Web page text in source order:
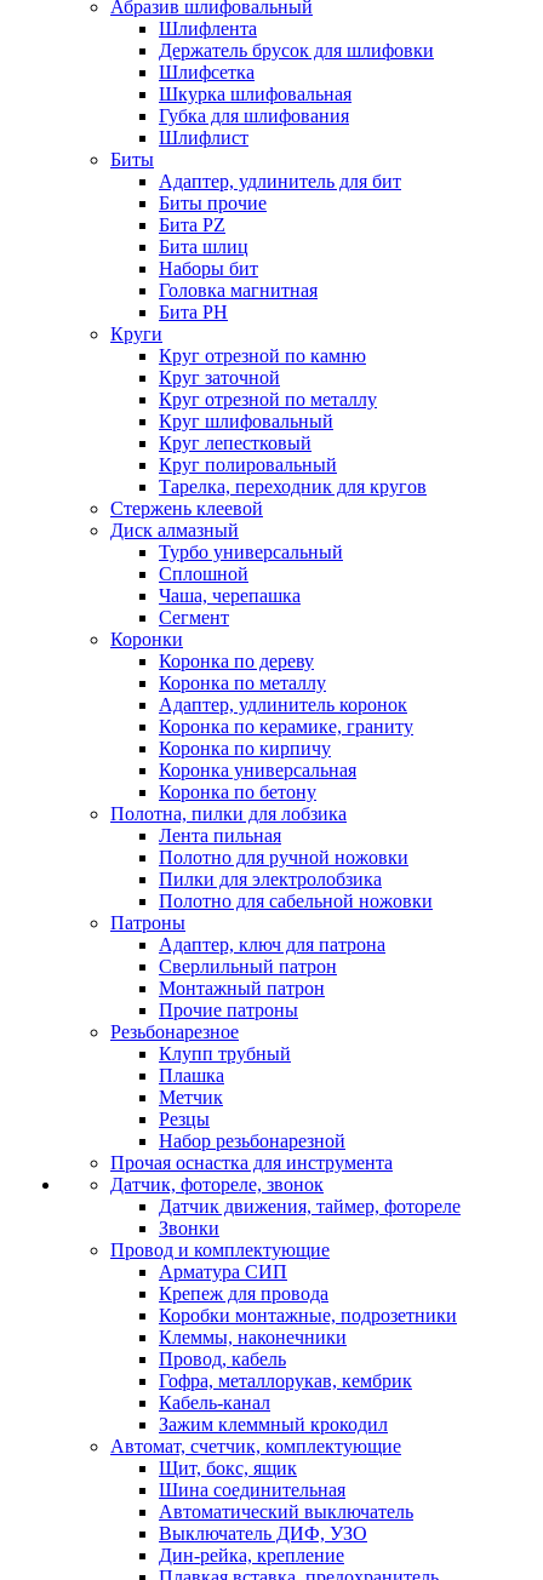
Абразив шлифовальный
Шлифлента
Держатель брусок для шлифовки
Шлифсетка
Шкурка шлифовальная
Губка для шлифования
Шлифлист
Биты
Адаптер, удлинитель для бит
Биты прочие
Бита PZ
Бита шлиц
Наборы бит
Головка магнитная
Бита PH
Круги
Круг отрезной по камню
Круг заточной
Круг отрезной по металлу
Круг шлифовальный
Круг лепестковый
Круг полировальный
Тарелка, переходник для кругов
Стержень клеевой
Диск алмазный
Турбо универсальный
Сплошной
Чаша, черепашка
Сегмент
Коронки
Коронка по дереву
Коронка по металлу
Адаптер, удлинитель коронок
Коронка по керамике, граниту
Коронка по кирпичу
Коронка универсальная
Коронка по бетону
Полотна, пилки для лобзика
Лента пильная
Полотно для ручной ножовки
Пилки для электролобзика
Полотно для сабельной ножовки
Патроны
Адаптер, ключ для патрона
Сверлильный патрон
Монтажный патрон
Прочие патроны
Резьбонарезное
Клупп трубный
Плашка
Метчик
Резцы
Набор резьбонарезной
Прочая оснастка для инструмента
Датчик, фотореле, звонок
Датчик движения, таймер, фотореле
Звонки
Провод и комплектующие
Арматура СИП
Крепеж для провода
Коробки монтажные, подрозетники
Клеммы, наконечники
Провод, кабель
Гофра, металлорукав, кембрик
Кабель-канал
Зажим клеммный крокодил
Автомат, счетчик, комплектующие
Щит, бокс, ящик
Шина соединительная
Автоматический выключатель
Выключатель ДИФ, УЗО
Дин-рейка, крепление